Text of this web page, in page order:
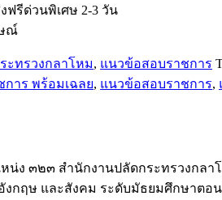
ฟรีด่วนพิเศษ 2-3 วัน
ณ์
ะทรวงกลาโหม, แนวข้อสอบราชการ
าร พร้อมเฉลย, แนวข้อสอบราชการ,
น่ง ๓๒๓ สำนักงานปลัดกระทรวงกลา
กฤษ และสังคม ระดับมัธยมศึกษาตอ